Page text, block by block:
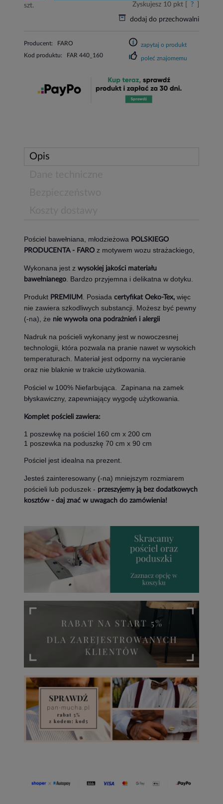
szt. Zyskujesz 10pkt [ ?
dodaj do przechowalni
Producent:
FARO
Kod produktu:
FAR 440_160
zapytaj o produkt
poleć znajomemu
Opis
Pościel bawełniana, młodzieżowa POLSKIEGO
PRODUCENTA - FARO z motywem wozu strażackiego,
Wykonana jest z wysokiej jakości materiału
bawełnianego . Bardzo przyjemna i delikatna w dotyku.
Produkt PREMIUM . Posiada certyfikat Oeko-Tex, więc
nie zawiera szkodliwych substancji. Możesz być pewny
(-na), że nie wywoła ona podrażnień i alergii
Nadruk na pościeli wykonany jest w nowoczesnej
technologii, która pozwala na pranie nawet w wysokich
temperaturach. Materiał jest odporny na wycieranie
oraz nie blaknie w trakcie użytkowania.
Pościel w 100% Niefarbująca. Zapinana na zamek
błyskawiczny, zapewniający wygodę użytkowania.
Komplet pościeli zawiera:
1 poszewkę na pościel 160 cm x 200 cm
1 poszewka na poduszkę 70 cm x 90 cm
Pościel jest idealna na prezent.
Jesteś zainteresowany (-na) mniejszym rozmiarem
pościeli lub poduszek - przeszyjemy ją bez dodatkowych
kosztów - daj znać w uwagach do zamówienia!